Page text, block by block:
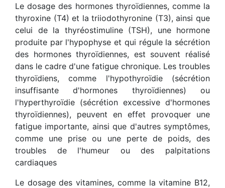
Le dosage des hormones thyroïdiennes, comme la
thyroxine (T4) et la triiodothyronine (T3), ainsi que
celui de la thyréostimuline (TSH), une hormone
produite par l'hypophyse et qui régule la sécrétion
des hormones thyroïdiennes, est souvent réalisé
dans le cadre d'une fatigue chronique. Les troubles
thyroïdiens, comme l'hypothyroïdie (sécrétion
insuffisante d'hormones thyroïdiennes) ou
l'hyperthyroïdie (sécrétion excessive d'hormones
thyroïdiennes), peuvent en effet provoquer une
fatigue importante, ainsi que d'autres symptômes,
comme une prise ou une perte de poids, des
troubles de l'humeur ou des palpitations
cardiaques
Le dosage des vitamines, comme la vitamine B12,